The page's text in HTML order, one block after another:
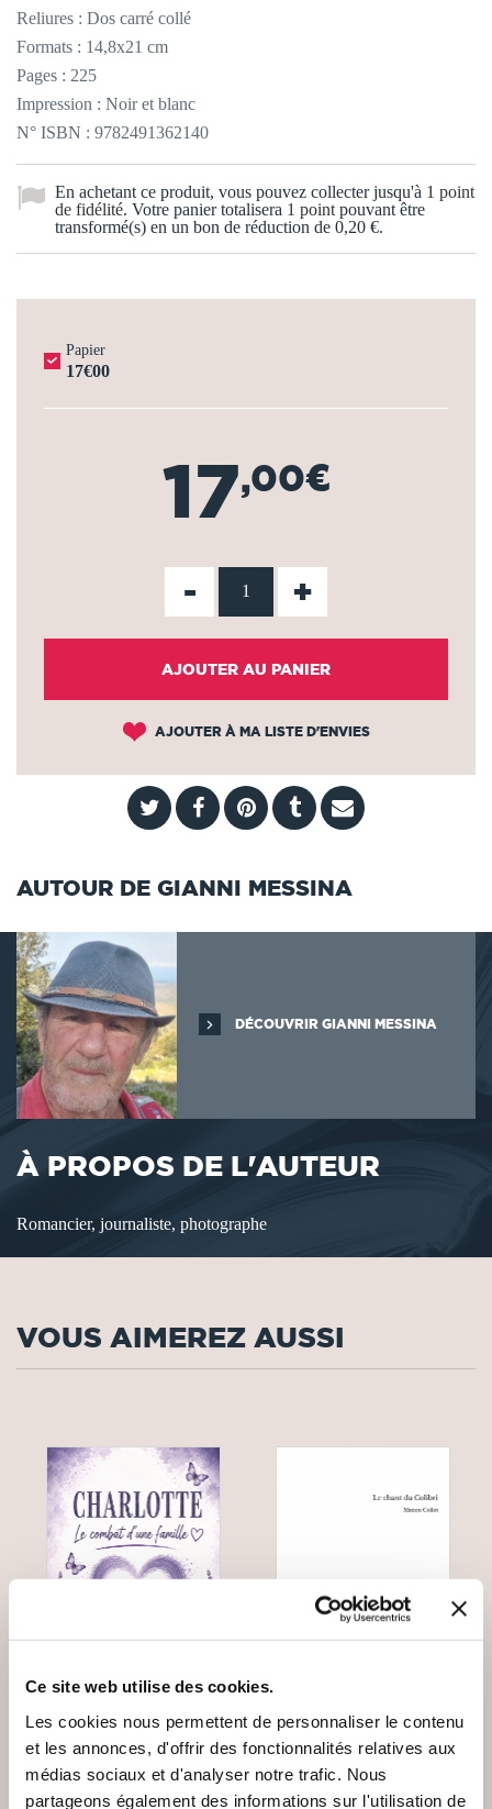
Ce site web utilise des cookies.
Les cookies nous permettent de personnaliser le contenu
et les annonces, d'offrir des fonctionnalités relatives aux
médias sociaux et d'analyser notre trafic. Nous
partageons également des informations sur l'utilisation de
Reliures : Dos carré collé
Formats : 14,8x21 cm
Pages : 225
Impression : Noir et blanc
N° ISBN : 9782491362140
En achetant ce produit, vous pouvez collecter jusqu'à 1 point
de fidélité. Votre panier totalisera 1 point pouvant être
transformé(s) en un bon de réduction de 0,20 €.
Papier
17€00
17,00€
- +
AJOUTER AU PANIER
AJOUTER À MA LISTE D'ENVIES
AUTOUR DE GIANNI MESSINA
DÉCOUVRIR GIANNI MESSINA
À PROPOS DE L'AUTEUR
Romancier, journaliste, photographe
VOUS AIMEREZ AUSSI
(0 avis)
jean louis gaillet
(0 avis)
Manon Collot